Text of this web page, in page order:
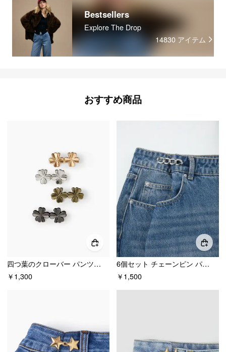
Bestsellers
Explore The Drop
14830 アイテム
おすすめ商品
四つ葉のクローバー パンツウエスト 締め付け金具 4個セット
￥1,300
6個セット チェーンピン パンツウエスト締め付けツール
￥1,500